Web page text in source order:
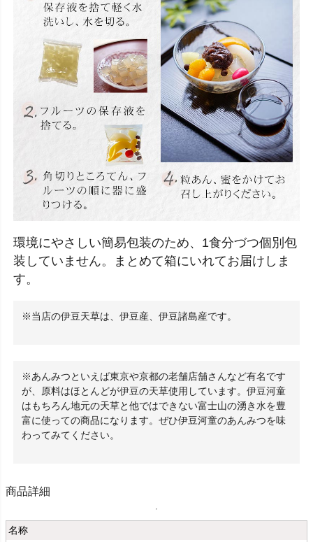
環境にやさしい簡易包装のため、1食分づつ個別包
装していません。まとめて箱にいれてお届けしま
す。
当店の伊豆天草は、伊豆産、伊豆諸島産です。
あんみつといえば東京や京都の老舗店舗さんなど有名です
が、原料はほとんどが伊豆の天草使用しています。伊豆河童
はもちろん地元の天草と他ではできない富士山の湧き水を豊
富に使っての商品になります。ぜひ伊豆河童のあんみつを味
わってみてください。
商品詳細
名称